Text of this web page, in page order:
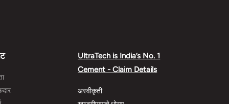
UltraTech is India’s No. 1
Cement - Claim Details
अस्वीकृती